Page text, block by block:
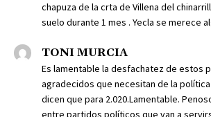
chapuza de la crta de Villena del
suelo durante 1 mes . Yecla se merece
TONI MURCIA
Es lamentable la desfachatez de estos
agradecidos que necesitan de la
dicen que para 2.020.Lamentable.
entre partidos políticos que van a